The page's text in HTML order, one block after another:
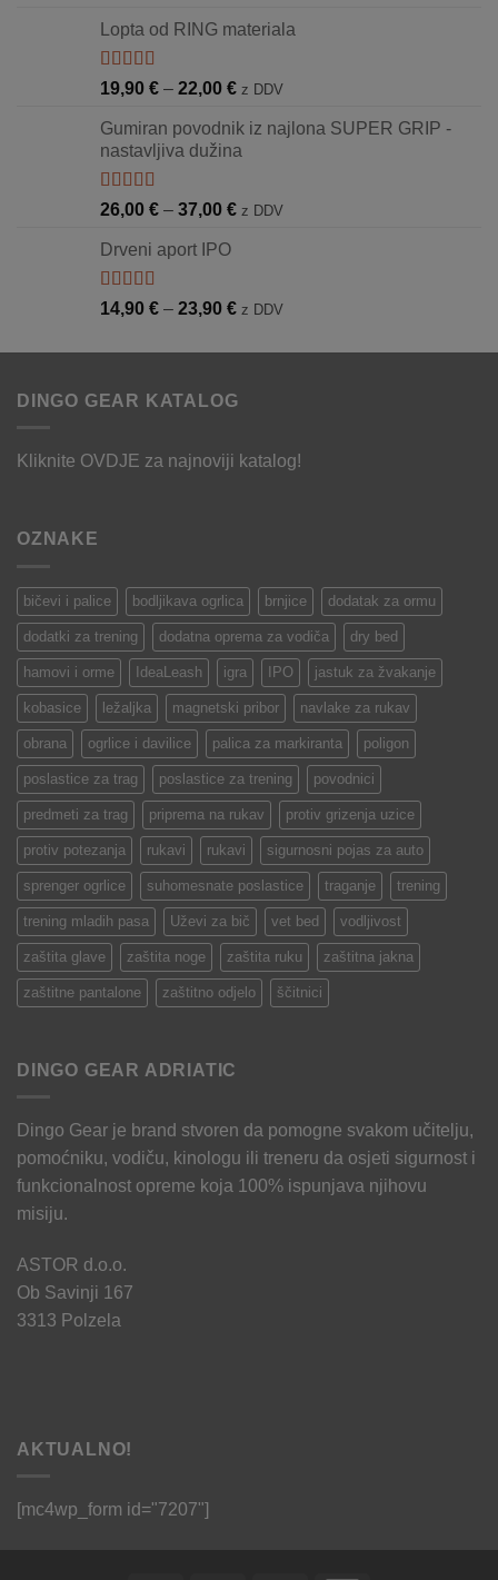
Lopta od RING materiala
Ocjenjeno
5.00
19,90 € – 22,00 €Raspon
od
19,90 €
22,00 €
z DDV
Gumiran povodnik iz najlona SUPER GRIP -
nastavljiva dužina
Ocjenjeno
5.00
26,00 € – 37,00 €Raspon
do
z DDV
Drveni aport IPO
Ocjenjeno
5.00
14,90 € – 23,90 €Raspon
od
do
z DDV
DINGO GEAR KATALOG
Kliknite OVDJE za najnoviji katalog!
OZNAKE
bičevi i palice bodljikava ogrlica brnjice dodatak za ormu
dodatki za trening dodatna oprema za vodiča dry bed
hamovi i orme IdeaLeash igra IPO jastuk za žvakanje
kobasice ležaljka magnetski pribor navlake za rukav
obrana ogrlice i davilice palica za markiranta poligon
poslastice za trag poslastice za trening povodnici
predmeti za trag priprema na rukav protiv grizenja uzice
protiv potezanja rukavi rukavi sigurnosni pojas za auto
sprenger ogrlice suhomesnate poslastice traganje trening
trening mladih pasa Uževi za bič vet bed vodljivost
zaštita glave zaštita noge zaštita ruku zaštitna jakna
zaštitne pantalone zaštitno odjelo ščitnici
DINGO GEAR ADRIATIC
Dingo Gear je brand stvoren da pomogne svakom učitelju,
pomoćniku, vodiču, kinologu ili treneru da osjeti sigurnost i
funkcionalnost opreme koja 100% ispunjava njihovu
misiju.
ASTOR d.o.o.
Ob Savinji 167
3313 Polzela
AKTUALNO!
[mc4wp_form id="7207"]